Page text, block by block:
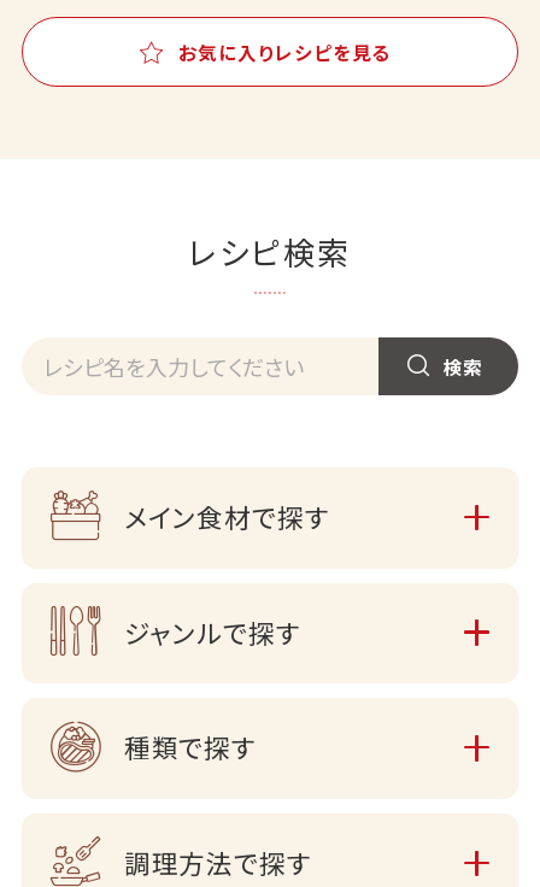
お気に入りレシピを見る
レシピ検索
メイン食材で探す
ジャンルで探す
種類で探す
調理方法で探す